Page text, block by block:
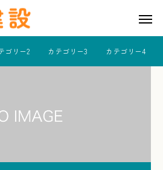
ゴリー2 カテゴリー3 カテゴリー4